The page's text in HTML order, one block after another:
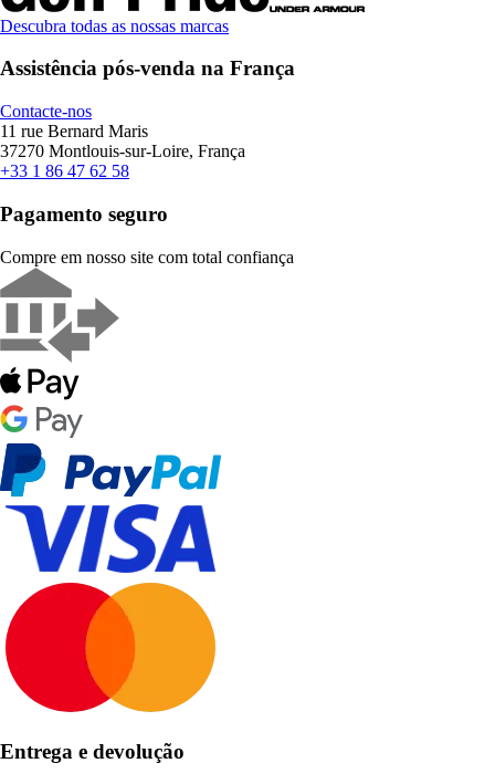
Descubra todas as nossas marcas
Assistência pós-venda na França
Contacte-nos
11 rue Bernard Maris
37270 Montlouis-sur-Loire, França
+33 1 86 47 62 58
Pagamento seguro
Compre em nosso site com total confiança
Entrega e devolução